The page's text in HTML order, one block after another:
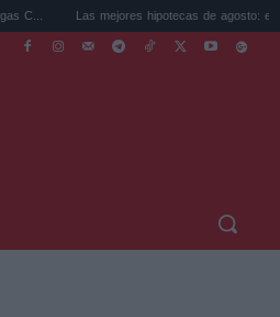
Las mejores hipotecas de agosto: el TAE más